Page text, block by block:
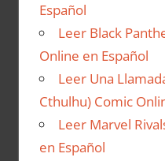
Español
Leer Black
Online en Español
Leer Una
Cthulhu) Comic
Leer Marvel
en Español